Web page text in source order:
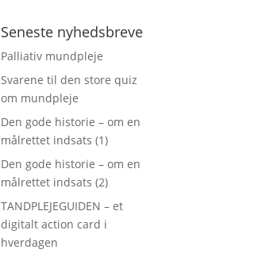
Seneste nyhedsbreve
Palliativ mundpleje
Svarene til den store quiz
om mundpleje
Den gode historie – om en
målrettet indsats (1)
Den gode historie – om en
målrettet indsats (2)
TANDPLEJEGUIDEN – et
digitalt action card i
hverdagen